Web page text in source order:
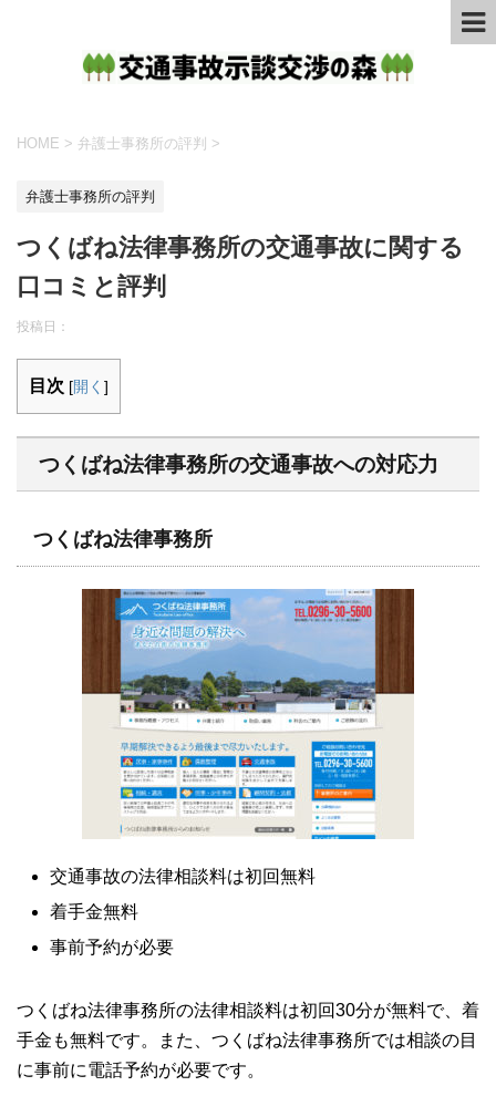
HOME > 弁護士事務所の評判 >
弁護士事務所の評判
つくばね法律事務所の交通事故に関する
口コミと評判
投稿日：
目次 [開く ]
つくばね法律事務所の交通事故への対応力
つくばね法律事務所
交通事故の法律相談料は初回無料
着手金無料
事前予約が必要
つくばね法律事務所の法律相談料は初回30分が無料で、着
手金も無料です。また、つくばね法律事務所では相談の目
に事前に電話予約が必要です。